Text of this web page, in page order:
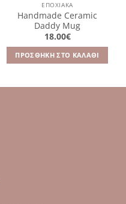
ΕΠΟΧΙΑΚΑ
Handmade Ceramic
Daddy Mug
18.00€
ΠΡΟΣΘΉΚΗ ΣΤΟ ΚΑΛΆΘΙ